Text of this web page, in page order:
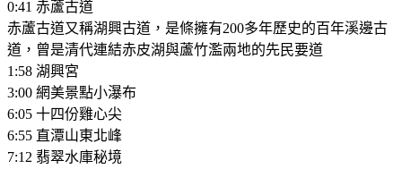
0:41 赤蘆古道
赤蘆古道又稱湖興古道，是條擁有200多年歷史的百年溪邊古
道，曾是清代連結赤皮湖與蘆竹濫兩地的先民要道
1:58 湖興宮
3:00 網美景點小瀑布
6:05 十四份雞心尖
6:55 直潭山東北峰
7:12 翡翠水庫秘境